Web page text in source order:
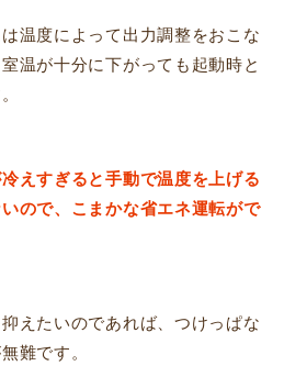
温度によって出力調整をおこな
温が十分に下がっても起動時と
えすぎると手動で温度を上げる
ので、こまかな省エネ運転がで
えたいのであれば、つけっぱな
難です。